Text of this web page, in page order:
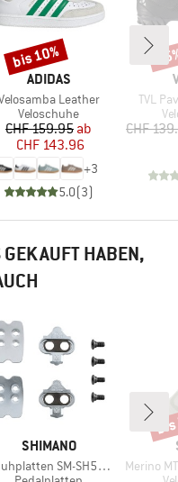
MARKE
ADIDAS
Leather
Produktgruppe
Veloschuhe
Preis
CHF 159.95reduzierter Preis
ab
CHF 143.96
+3
5.0(3)
Rabatt
bis 10%
Artikel
TVL
CHF
HABEN,
MARKE
SHIMANO
SM-SH56 SPD
Artikel
Merino